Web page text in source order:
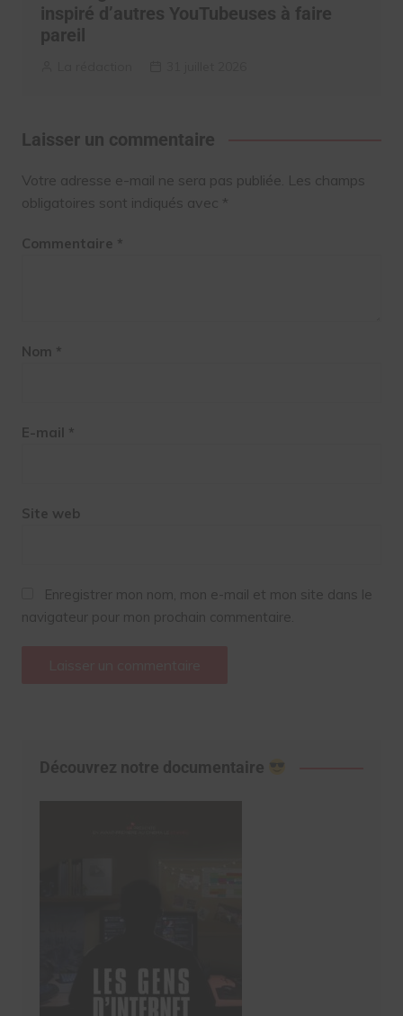
inspiré d’autres YouTubeuses à faire
pareil
Laisser un commentaire
Votre adresse e-mail ne sera pas publiée. Les champs
obligatoires sont indiqués avec *
Commentaire *
Nom *
E-mail *
Site web
Enregistrer mon nom, mon e-mail et mon site dans le
navigateur pour mon prochain commentaire.
Découvrez notre documentaire